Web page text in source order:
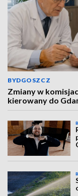
BYDGOSZCZ
Zmiany w
kierowany do